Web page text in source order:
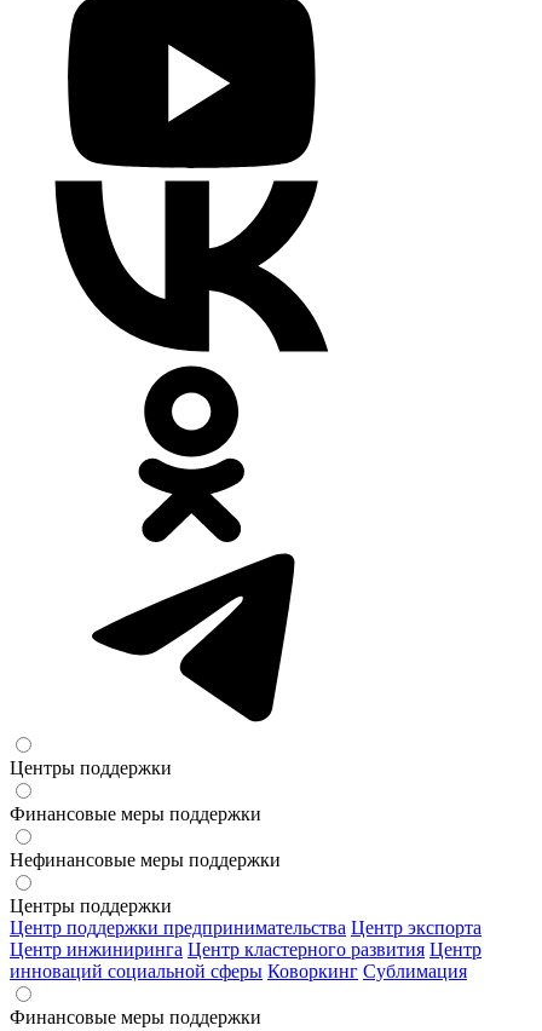
Центры поддержки
Финансовые меры поддержки
Нефинансовые меры поддержки
Центры поддержки
Центр поддержки предпринимательства Центр экспорта
Центр инжиниринга Центр кластерного развития Центр
инноваций социальной сферы Коворкинг Сублимация
Финансовые меры поддержки